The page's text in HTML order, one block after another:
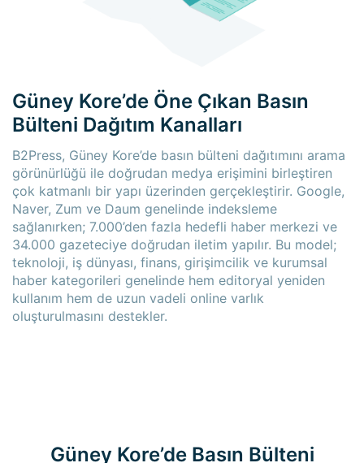
Güney Kore’de Öne Çıkan Basın
Bülteni Dağıtım Kanalları
B2Press, Güney Kore’de basın bülteni dağıtımını arama
görünürlüğü ile doğrudan medya erişimini birleştiren
çok katmanlı bir yapı üzerinden gerçekleştirir. Google,
Naver, Zum ve Daum genelinde indeksleme
sağlanırken; 7.000’den fazla hedefli haber merkezi ve
34.000 gazeteciye doğrudan iletim yapılır. Bu model;
teknoloji, iş dünyası, finans, girişimcilik ve kurumsal
haber kategorileri genelinde hem editoryal yeniden
kullanım hem de uzun vadeli online varlık
oluşturulmasını destekler.
Güney Kore’de Basın Bülteni